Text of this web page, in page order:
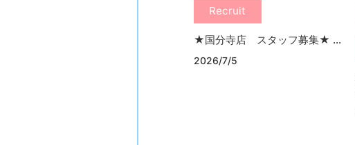
Recruit
★国分寺店 スタッフ募集★ ...
2026/7/5